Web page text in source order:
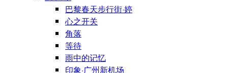
巴黎春天步行街·婷
心之开关
角落
等待
雨中的记忆
印象·广州新机场